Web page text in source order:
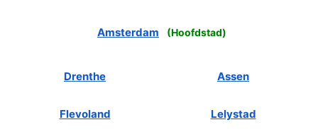
Amsterdam (Hoofdstad)
Drenthe Assen
Flevoland Lelystad